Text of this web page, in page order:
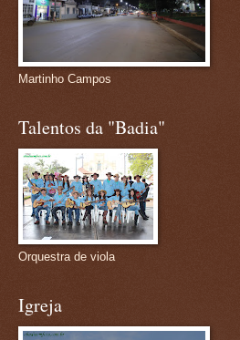
Martinho Campos
Talentos da "Badia"
Orquestra de viola
Igreja